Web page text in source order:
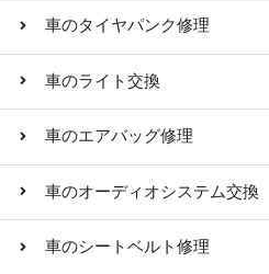
車のタイヤパンク修理
車のライト交換
車のエアバッグ修理
車のオーディオシステム交換
車のシートベルト修理